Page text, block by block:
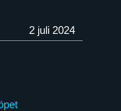
2 juli 2024